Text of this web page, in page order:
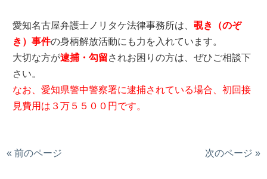
愛知名古屋弁護士ノリタケ法律事務所は、覗き（のぞ
き）事件の身柄解放活動にも力を入れています。
大切な方が逮捕・勾留されお困りの方は、ぜひご相談下
さい。
なお、愛知県警中警察署に逮捕されている場合、初回接
見費用は３万５５００円です。
« 前のページ 次のページ »